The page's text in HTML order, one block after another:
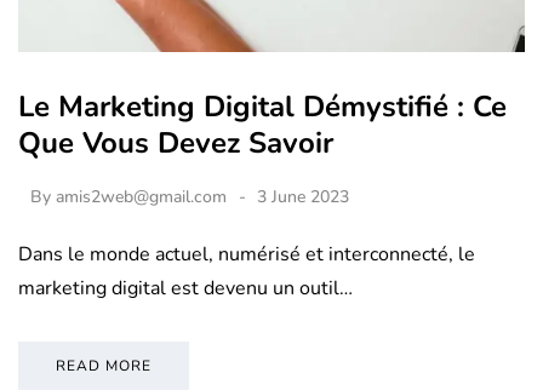
Le Marketing Digital Démystifié : Ce
Que Vous Devez Savoir
By amis2web@gmail.com 3 June 2023
Dans le monde actuel, numérisé et interconnecté, le
marketing digital est devenu un outil…
READ MORE